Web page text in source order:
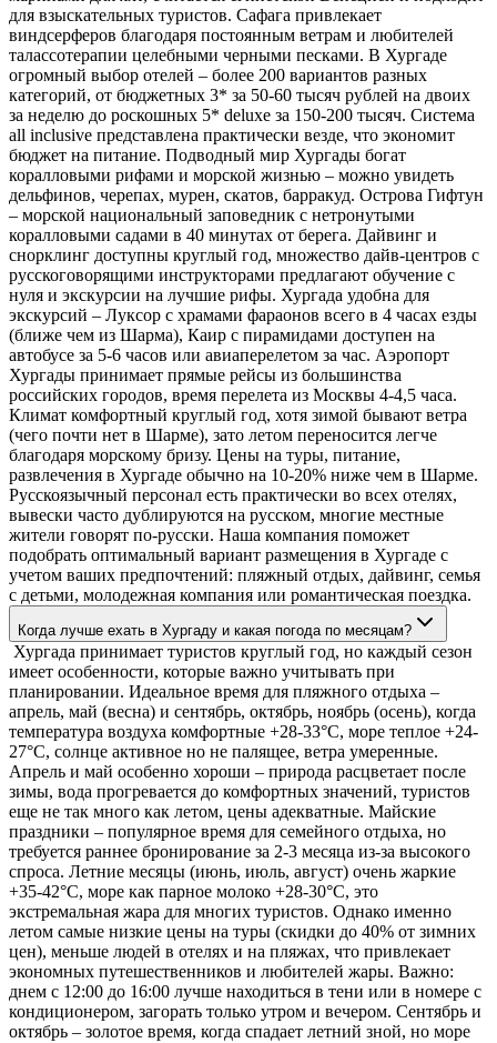
для взыскательных туристов. Сафага привлекает
виндсерферов благодаря постоянным ветрам и любителей
талассотерапии целебными черными песками. В Хургаде
огромный выбор отелей – более 200 вариантов разных
категорий, от бюджетных 3* за 50-60 тысяч рублей на двоих
за неделю до роскошных 5* deluxe за 150-200 тысяч. Система
all inclusive представлена практически везде, что экономит
бюджет на питание. Подводный мир Хургады богат
коралловыми рифами и морской жизнью – можно увидеть
дельфинов, черепах, мурен, скатов, барракуд. Острова Гифтун
– морской национальный заповедник с нетронутыми
коралловыми садами в 40 минутах от берега. Дайвинг и
снорклинг доступны круглый год, множество дайв-центров с
русскоговорящими инструкторами предлагают обучение с
нуля и экскурсии на лучшие рифы. Хургада удобна для
экскурсий – Луксор с храмами фараонов всего в 4 часах езды
(ближе чем из Шарма), Каир с пирамидами доступен на
автобусе за 5-6 часов или авиаперелетом за час. Аэропорт
Хургады принимает прямые рейсы из большинства
российских городов, время перелета из Москвы 4-4,5 часа.
Климат комфортный круглый год, хотя зимой бывают ветра
(чего почти нет в Шарме), зато летом переносится легче
благодаря морскому бризу. Цены на туры, питание,
развлечения в Хургаде обычно на 10-20% ниже чем в Шарме.
Русскоязычный персонал есть практически во всех отелях,
вывески часто дублируются на русском, многие местные
жители говорят по-русски. Наша компания поможет
подобрать оптимальный вариант размещения в Хургаде с
учетом ваших предпочтений: пляжный отдых, дайвинг, семья
с детьми, молодежная компания или романтическая поездка.
Когда лучше ехать в Хургаду и какая погода по месяцам?
Хургада принимает туристов круглый год, но каждый сезон
имеет особенности, которые важно учитывать при
планировании. Идеальное время для пляжного отдыха –
апрель, май (весна) и сентябрь, октябрь, ноябрь (осень), когда
температура воздуха комфортные +28-33°C, море теплое +24-
27°C, солнце активное но не палящее, ветра умеренные.
Апрель и май особенно хороши – природа расцветает после
зимы, вода прогревается до комфортных значений, туристов
еще не так много как летом, цены адекватные. Майские
праздники – популярное время для семейного отдыха, но
требуется раннее бронирование за 2-3 месяца из-за высокого
спроса. Летние месяцы (июнь, июль, август) очень жаркие
+35-42°C, море как парное молоко +28-30°C, это
экстремальная жара для многих туристов. Однако именно
летом самые низкие цены на туры (скидки до 40% от зимних
цен), меньше людей в отелях и на пляжах, что привлекает
экономных путешественников и любителей жары. Важно:
днем с 12:00 до 16:00 лучше находиться в тени или в номере с
кондиционером, загорать только утром и вечером. Сентябрь и
октябрь – золотое время, когда спадает летний зной, но море